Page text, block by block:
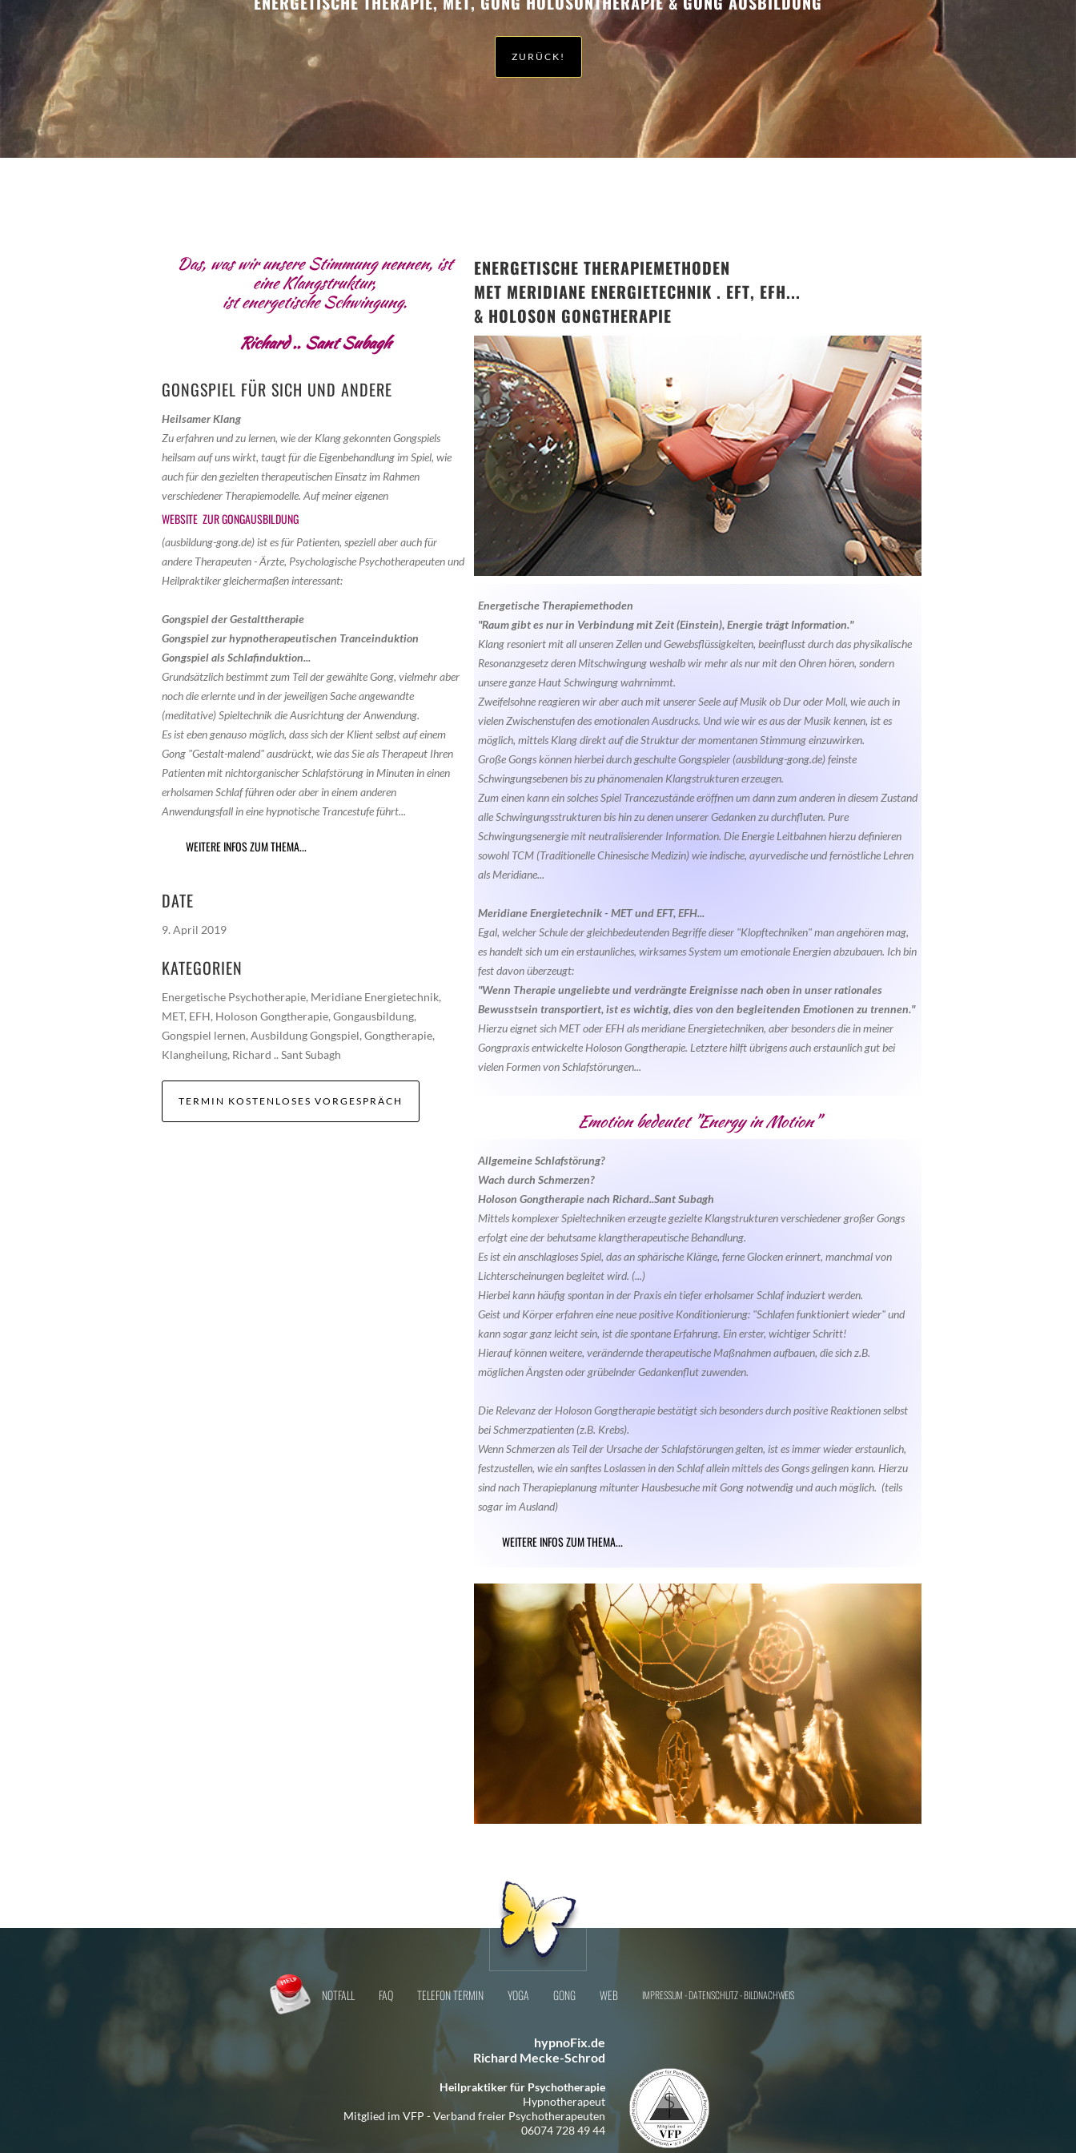
ZURÜCK!
Das, was wir unsere Stimmung nennen, ist
eine Klangstruktur,
ist energetische Schwingung.
Richard .. Sant Subagh
GONGSPIEL FÜR SICH UND ANDERE
Heilsamer Klang
Zu erfahren und zu lernen, wie der Klang gekonnten Gongspiels
heilsam auf uns wirkt, taugt für die Eigenbehandlung im Spiel, wie
auch für den gezielten therapeutischen Einsatz im Rahmen
verschiedener Therapiemodelle. Auf meiner eigenen
WEBSITE ZUR GONGAUSBILDUNG
(ausbildung-gong.de) ist es für Patienten, speziell aber auch für
andere Therapeuten - Ärzte, Psychologische Psychotherapeuten und
Heilpraktiker gleichermaßen interessant:
Gongspiel der Gestalttherapie
Gongspiel zur hypnotherapeutischen Tranceinduktion
Gongspiel als Schlafinduktion...
Grundsätzlich bestimmt zum Teil der gewählte Gong, vielmehr aber
noch die erlernte und in der jeweiligen Sache angewandte
(meditative) Spieltechnik die Ausrichtung der Anwendung.
Es ist eben genauso möglich, dass sich der Klient selbst auf einem
Gong "Gestalt-malend" ausdrückt, wie das Sie als Therapeut Ihren
Patienten mit nichtorganischer Schlafstörung in Minuten in einen
erholsamen Schlaf führen oder aber in einem anderen
Anwendungsfall in eine hypnotische Trancestufe führt...
WEITERE INFOS ZUM THEMA...
DATE
9. April 2019
KATEGORIEN
Energetische Psychotherapie, Meridiane Energietechnik,
MET, EFH, Holoson Gongtherapie, Gongausbildung,
Gongspiel lernen, Ausbildung Gongspiel, Gongtherapie,
Klangheilung, Richard .. Sant Subagh
TERMIN KOSTENLOSES VORGESPRÄCH
ENERGETISCHE THERAPIEMETHODEN
MET MERIDIANE ENERGIETECHNIK . EFT, EFH...
& HOLOSON GONGTHERAPIE
Energetische Therapiemethoden
"Raum gibt es nur in Verbindung mit Zeit (Einstein), Energie trägt Information."
Klang resoniert mit all unseren Zellen und Gewebsflüssigkeiten, beeinflusst durch das physikalische
Resonanzgesetz deren Mitschwingung weshalb wir mehr als nur mit den Ohren hören, sondern
unsere ganze Haut Schwingung wahrnimmt.
Zweifelsohne reagieren wir aber auch mit unserer Seele auf Musik ob Dur oder Moll, wie auch in
vielen Zwischenstufen des emotionalen Ausdrucks. Und wie wir es aus der Musik kennen, ist es
möglich, mittels Klang direkt auf die Struktur der momentanen Stimmung einzuwirken.
Große Gongs können hierbei durch geschulte Gongspieler (ausbildung-gong.de) feinste
Schwingungsebenen bis zu phänomenalen Klangstrukturen erzeugen.
Zum einen kann ein solches Spiel Trancezustände eröffnen um dann zum anderen in diesem Zustand
alle Schwingungsstrukturen bis hin zu denen unserer Gedanken zu durchfluten. Pure
Schwingungsenergie mit neutralisierender Information. Die Energie Leitbahnen hierzu definieren
sowohl TCM (Traditionelle Chinesische Medizin) wie indische, ayurvedische und fernöstliche Lehren
als Meridiane...
Meridiane Energietechnik - MET und EFT, EFH...
Egal, welcher Schule der gleichbedeutenden Begriffe dieser "Klopftechniken" man angehören mag,
es handelt sich um ein erstaunliches, wirksames System um emotionale Energien abzubauen. Ich bin
fest davon überzeugt:
"Wenn Therapie ungeliebte und verdrängte Ereignisse nach oben in unser rationales
Bewusstsein transportiert, ist es wichtig, dies von den begleitenden Emotionen zu trennen."
Hierzu eignet sich MET oder EFH als meridiane Energietechniken, aber besonders die in meiner
Gongpraxis entwickelte Holoson Gongtherapie. Letztere hilft übrigens auch erstaunlich gut bei
vielen Formen von Schlafstörungen...
Emotion bedeutet "Energy in Motion"
Allgemeine Schlafstörung?
Wach durch Schmerzen?
Holoson Gongtherapie nach Richard..Sant Subagh
Mittels komplexer Spieltechniken erzeugte gezielte Klangstrukturen verschiedener großer Gongs
erfolgt eine der behutsame klangtherapeutische Behandlung.
Es ist ein anschlagloses Spiel, das an sphärische Klänge, ferne Glocken erinnert, manchmal von
Lichterscheinungen begleitet wird. (...)
Hierbei kann häufig spontan in der Praxis ein tiefer erholsamer Schlaf induziert werden.
Geist und Körper erfahren eine neue positive Konditionierung: "Schlafen funktioniert wieder" und
kann sogar ganz leicht sein, ist die spontane Erfahrung. Ein erster, wichtiger Schritt!
Hierauf können weitere, verändernde therapeutische Maßnahmen aufbauen, die sich z.B.
möglichen Ängsten oder grübelnder Gedankenflut zuwenden.
Die Relevanz der Holoson Gongtherapie bestätigt sich besonders durch positive Reaktionen selbst
bei Schmerzpatienten (z.B. Krebs).
Wenn Schmerzen als Teil der Ursache der Schlafstörungen gelten, ist es immer wieder erstaunlich,
festzustellen, wie ein sanftes Loslassen in den Schlaf allein mittels des Gongs gelingen kann. Hierzu
sind nach Therapieplanung mitunter Hausbesuche mit Gong notwendig und auch möglich. (teils
sogar im Ausland)
WEITERE INFOS ZUM THEMA...
NOTFALL FAQ TELEFON TERMIN YOGA GONG WEB IMPRESSUM - DATENSCHUTZ - BILDNACHWEIS
hypnoFix.de
Richard Mecke-Schrod
Heilpraktiker für Psychotherapie
Hypnotherapeut
Mitglied im VFP - Verband freier Psychotherapeuten
06074 728 49 44